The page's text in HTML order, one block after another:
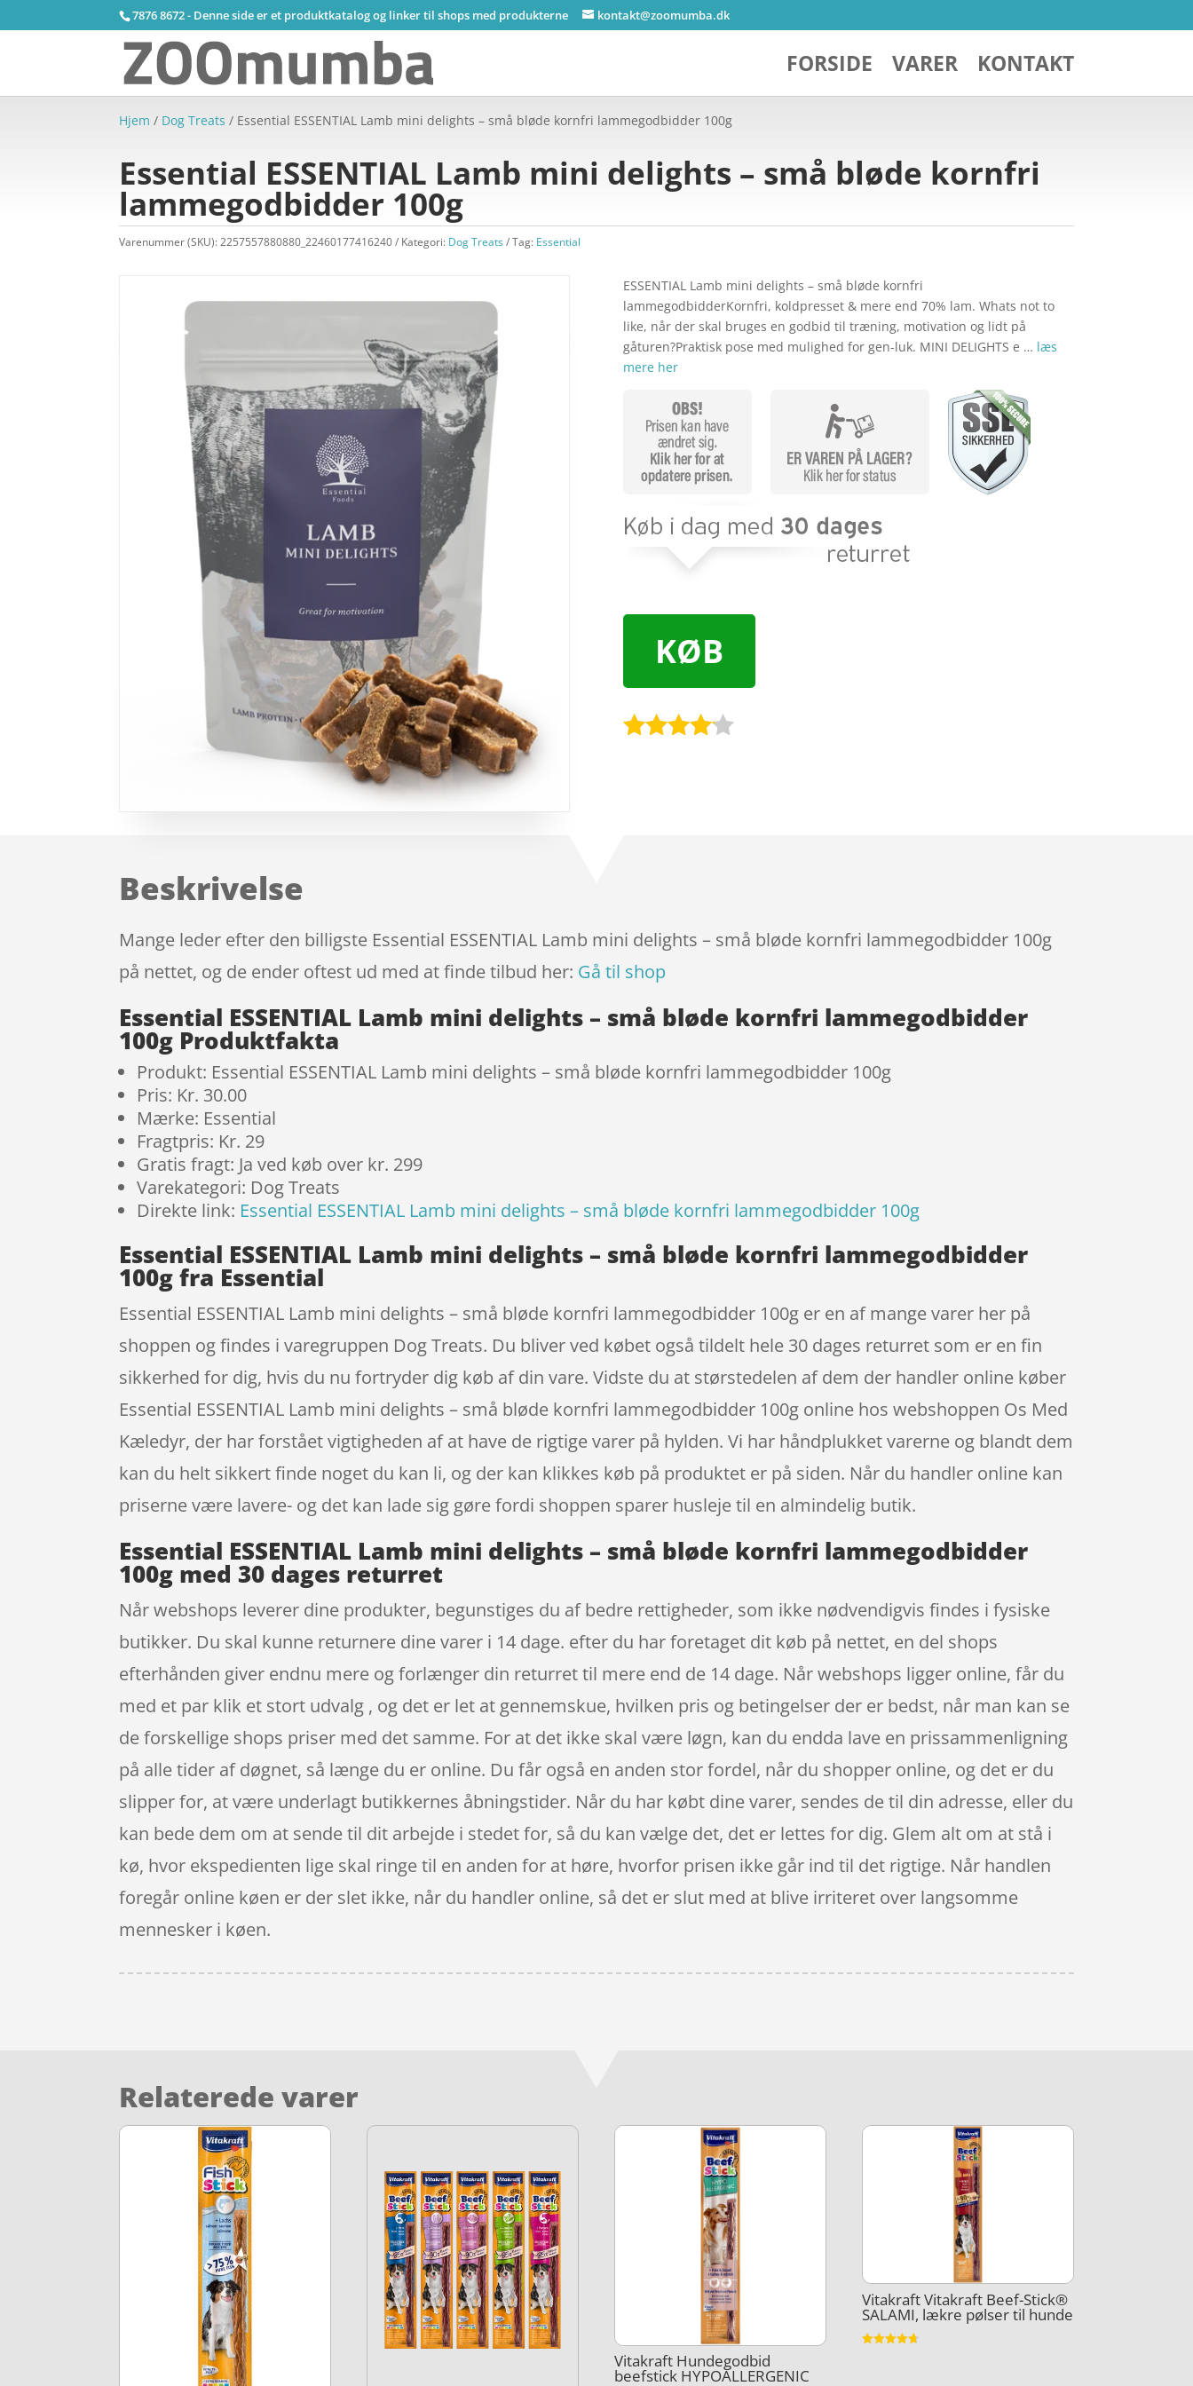
7876 8672 - Denne side er et produktkatalog og linker til shops med produkterne kontakt@zoomumba.dk
FORSIDE VARER KONTAKT
Hjem / Dog Treats / Essential ESSENTIAL Lamb mini delights – små bløde kornfri lammegodbidder 100g
Essential ESSENTIAL Lamb mini delights – små bløde kornfri
lammegodbidder 100g
Varenummer (SKU):2257557880880_22460177416240 Kategori: Dog Treats Tag: Essential
ESSENTIAL Lamb mini delights – små bløde kornfri
lammegodbidderKornfri, koldpresset & mere end 70% lam. Whats not to
like, når der skal bruges en godbid til træning, motivation og lidt på
gåturen?Praktisk pose med mulighed for gen-luk. MINI DELIGHTS e … læs
mere her
KØB
Beskrivelse
Mange leder efter den billigste Essential ESSENTIAL Lamb mini delights – små bløde kornfri lammegodbidder 100g
på nettet, og de ender oftest ud med at finde tilbud her: Gå til shop
Essential ESSENTIAL Lamb mini delights – små bløde kornfri lammegodbidder
100g Produktfakta
Produkt: Essential ESSENTIAL Lamb mini delights – små bløde kornfri lammegodbidder 100g
Pris: Kr. 30.00
Mærke: Essential
Fragtpris: Kr. 29
Gratis fragt: Ja ved køb over kr. 299
Varekategori: Dog Treats
Direkte link: Essential ESSENTIAL Lamb mini delights – små bløde kornfri lammegodbidder 100g
Essential ESSENTIAL Lamb mini delights – små bløde kornfri lammegodbidder
100g fra Essential
Essential ESSENTIAL Lamb mini delights – små bløde kornfri lammegodbidder 100g er en af mange varer her på
shoppen og findes i varegruppen Dog Treats. Du bliver ved købet også tildelt hele 30 dages returret som er en fin
sikkerhed for dig, hvis du nu fortryder dig køb af din vare. Vidste du at størstedelen af dem der handler online køber
Essential ESSENTIAL Lamb mini delights – små bløde kornfri lammegodbidder 100g online hos webshoppen Os Med
Kæledyr, der har forstået vigtigheden af at have de rigtige varer på hylden. Vi har håndplukket varerne og blandt dem
kan du helt sikkert finde noget du kan li, og der kan klikkes køb på produktet er på siden. Når du handler online kan
priserne være lavere- og det kan lade sig gøre fordi shoppen sparer husleje til en almindelig butik.
Essential ESSENTIAL Lamb mini delights – små bløde kornfri lammegodbidder
100g med 30 dages returret
Når webshops leverer dine produkter, begunstiges du af bedre rettigheder, som ikke nødvendigvis findes i fysiske
butikker. Du skal kunne returnere dine varer i 14 dage. efter du har foretaget dit køb på nettet, en del shops
efterhånden giver endnu mere og forlænger din returret til mere end de 14 dage. Når webshops ligger online, får du
med et par klik et stort udvalg , og det er let at gennemskue, hvilken pris og betingelser der er bedst, når man kan se
de forskellige shops priser med det samme. For at det ikke skal være løgn, kan du endda lave en prissammenligning
på alle tider af døgnet, så længe du er online. Du får også en anden stor fordel, når du shopper online, og det er du
slipper for, at være underlagt butikkernes åbningstider. Når du har købt dine varer, sendes de til din adresse, eller du
kan bede dem om at sende til dit arbejde i stedet for, så du kan vælge det, det er lettes for dig. Glem alt om at stå i
kø, hvor ekspedienten lige skal ringe til en anden for at høre, hvorfor prisen ikke går ind til det rigtige. Når handlen
foregår online køen er der slet ikke, når du handler online, så det er slut med at blive irriteret over langsomme
mennesker i køen.
Relaterede varer
Vitakraft Hundegodbid
beefstick HYPOALLERGENIC
Vitakraft Vitakraft Beef-Stick®
SALAMI, lækre pølser til hunde